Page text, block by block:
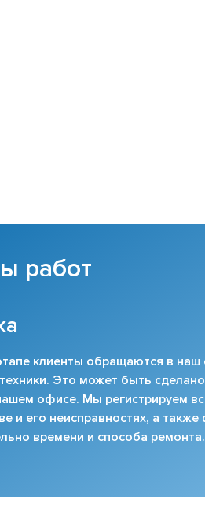
работ
клиенты обращаются в наш
Это может быть
офисе. Мы регистрируем
и его неисправностях, а
времени и способа ремонта.